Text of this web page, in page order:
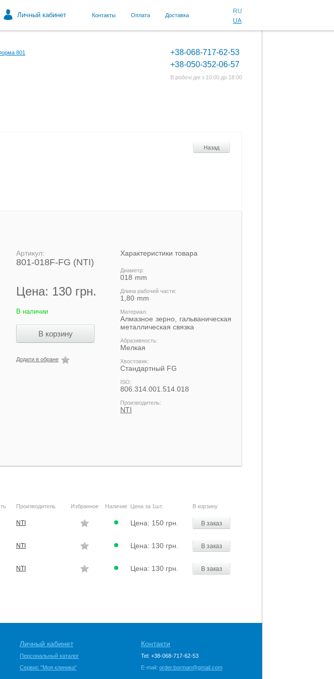
Личный кабинет Контакты Оплата Доставка
RU
UA
801
+38-068-717-62-53
+38-050-352-06-57
В робочі дні з 10:00 до 18:00
Назад
Артикул:
801-018F-FG (NTI)
Цена: 130 грн.
В наличии
Додати в обране
Характеристики товара
Диаметр:
018
Длина рабочей части:
1,80
Материал:
Алмазное зерно, гальваническая
металлическая связка
Абразивность:
Мелкая
Хвостовик:
Cтандартный FG
ISO:
806.314.001.514.018
Производитель:
NTI
Производитель Избранное Наличие Цена за 1шт. В корзину
NTI Цена: 150 грн. В заказ
NTI Цена: 130 грн. В заказ
NTI Цена: 130 грн. В заказ
Личный кабинет
Персональный каталог
Сервис "Моя клиника"
Контакти
Tel: +38-068-717-62-53
E-mail: order.borman@gmail.com